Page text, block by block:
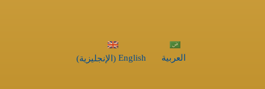
العربية English
(الإنجليزية)